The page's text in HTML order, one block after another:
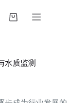
购
水质监测